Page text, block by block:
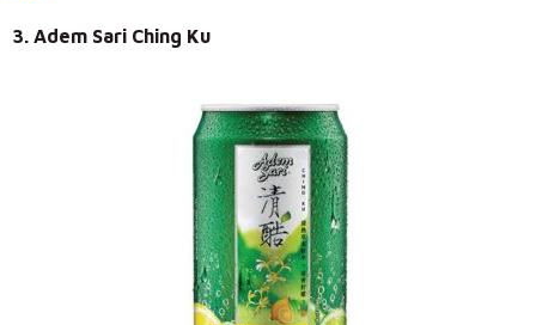
3. Adem Sari Ching Ku